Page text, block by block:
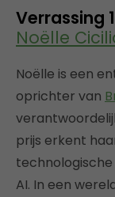
Verrassing
Noëlle
Noëlle is een
oprichter van
prijs erkent
AI. In een